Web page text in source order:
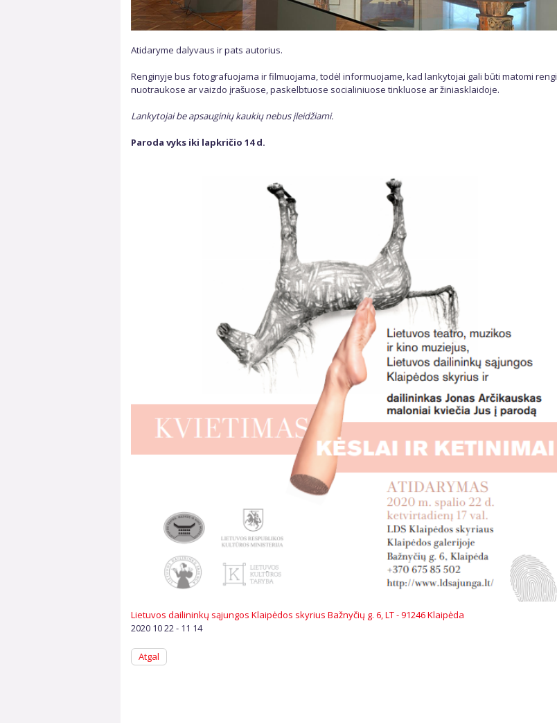
Atidaryme dalyvaus ir pats autorius.
Renginyje bus fotografuojama ir filmuojama, todėl informuojame, kad lankytojai gali būti matomi
nuotraukose ar vaizdo įrašuose, paskelbtuose socialiniuose tinkluose ar žiniasklaidoje.
Lankytojai be apsauginių kaukių nebus įleidžiami.
Paroda vyks iki lapkričio 14 d.
Lietuvos dailininkų sąjungos Klaipėdos skyrius Bažnyčių g. 6, LT - 91246 Klaipėda
2020 10 22 - 11 14
Atgal